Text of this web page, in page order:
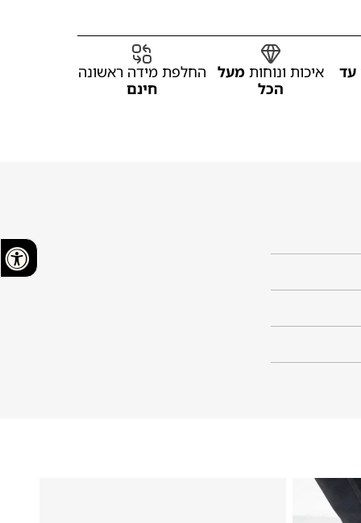
עד איכות ונוחות מעל
הכל
החלפת מידה ראשונה
חינם